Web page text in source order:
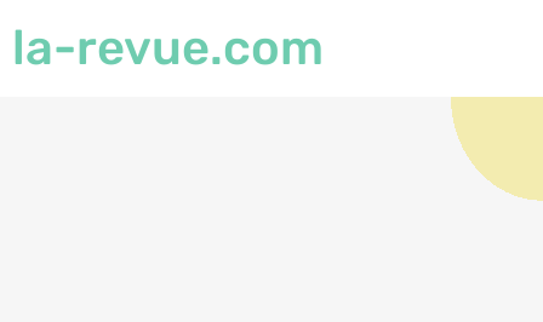
la-revue.com